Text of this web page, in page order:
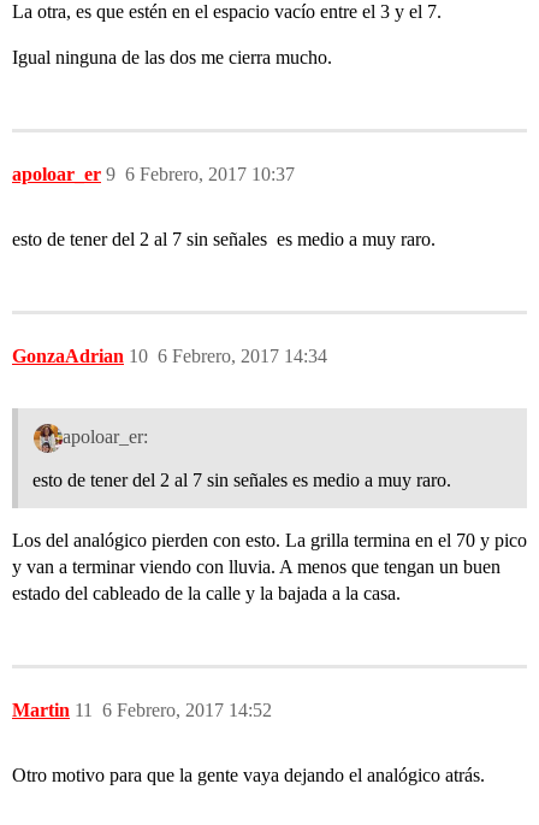
La otra, es que estén en el espacio vacío entre el 3 y el 7.
Igual ninguna de las dos me cierra mucho.
apoloar_er 6 Febrero, 2017 10:37
9
esto de tener del 2 al 7 sin señales es medio a muy raro.
GonzaAdrian 6 Febrero, 2017 14:34
10
apoloar_er:
esto de tener del 2 al 7 sin señales es medio a muy raro.
Los del analógico pierden con esto. La grilla termina en el 70 y pico
y van a terminar viendo con lluvia. A menos que tengan un buen
estado del cableado de la calle y la bajada a la casa.
Martin 6 Febrero, 2017 14:52
11
Otro motivo para que la gente vaya dejando el analógico atrás.